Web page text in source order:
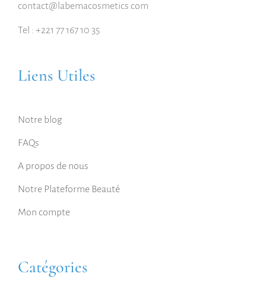
contact@labemacosmetics.com
Tel : +221 77 167 10 35
Liens Utiles
Notre blog
FAQs
A propos de nous
Notre Plateforme Beauté
Mon compte
Catégories